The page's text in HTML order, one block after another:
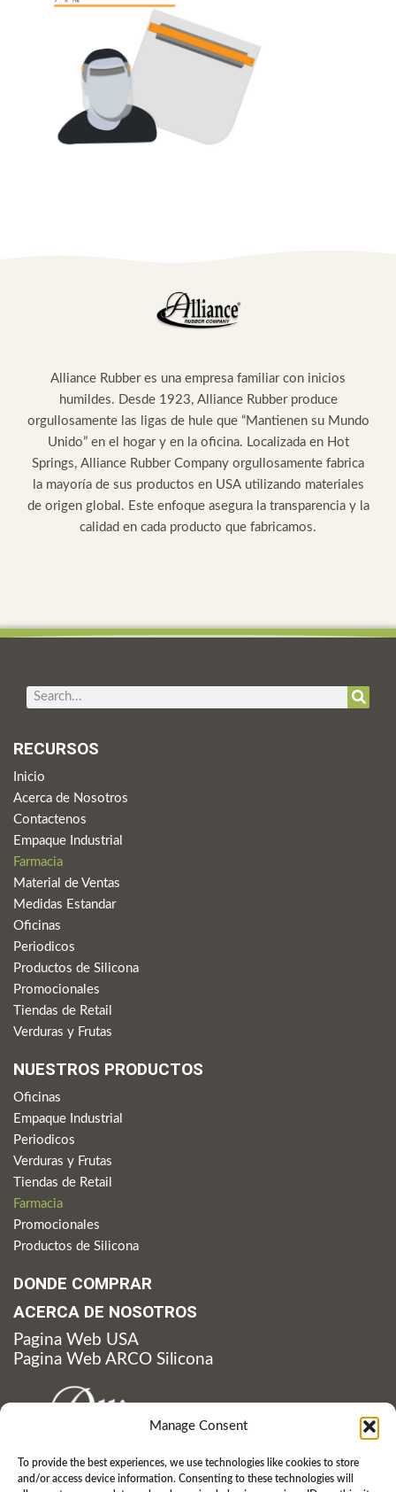
Manage Consent
To provide the best experiences, we use technologies like cookies to store
and/or access device information. Consenting to these technologies will
Alliance Rubber es una empresa familiar con inicios
humildes. Desde 1923, Alliance Rubber produce
orgullosamente las ligas de hule que “Mantienen su Mundo
Unido” en el hogar y en la oficina. Localizada en Hot
Springs, Alliance Rubber Company orgullosamente fabrica
la mayoría de sus productos en USA utilizando materiales
de origen global. Este enfoque asegura la transparencia y la
calidad en cada producto que fabricamos.
RECURSOS
Inicio
Acerca de Nosotros
Contactenos
Empaque Industrial
Farmacia
Material de Ventas
Medidas Estandar
Oficinas
Periodicos
Productos de Silicona
Promocionales
Tiendas de Retail
Verduras y Frutas
NUESTROS PRODUCTOS
Oficinas
Empaque Industrial
Periodicos
Verduras y Frutas
Tiendas de Retail
Farmacia
Promocionales
Productos de Silicona
DONDE COMPRAR
ACERCA DE NOSOTROS
Pagina Web USA
Pagina Web ARCO Silicona
210 Carpenter Dam Road